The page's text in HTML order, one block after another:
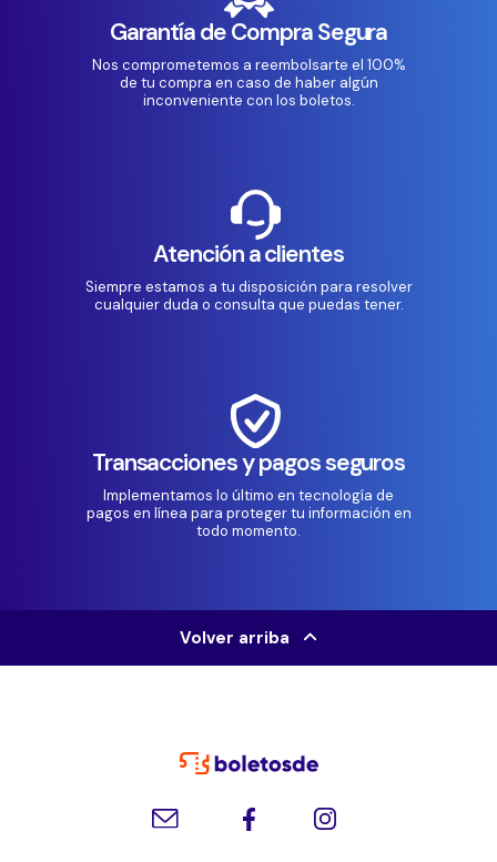
Garantía de Compra Segura
Nos comprometemos a reembolsarte el 100%
de tu compra en caso de haber algún
inconveniente con los boletos.
Atención a clientes
Siempre estamos a tu disposición para resolver
cualquier duda o consulta que puedas tener.
Transacciones y pagos seguros
Implementamos lo último en tecnología de
pagos en línea para proteger tu información en
todo momento.
Volver arriba